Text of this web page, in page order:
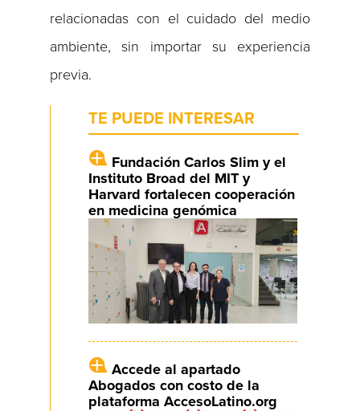
relacionadas con el cuidado del medio
ambiente, sin importar su experiencia
previa.
TE PUEDE INTERESAR
Fundación Carlos Slim y el
Instituto Broad del MIT y
Harvard fortalecen cooperación
en medicina genómica
Accede al apartado
Abogados con costo de la
plataforma AccesoLatino.org